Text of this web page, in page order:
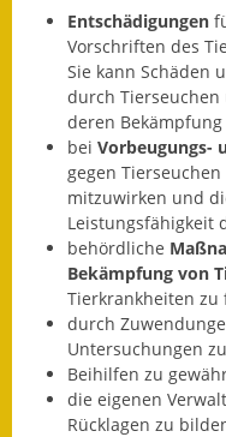
Entschädigungen
Vorschriften des
Sie kann Schäden
durch
deren
bei Vorbeugungs-
gegen
mitzuwirken und
Leistungsfähigkeit
behördliche
Bekämpfung von
Tierkrankheiten zu
durch
Untersuchungen
Beihilfen zu
die eigenen
Rücklagen zu